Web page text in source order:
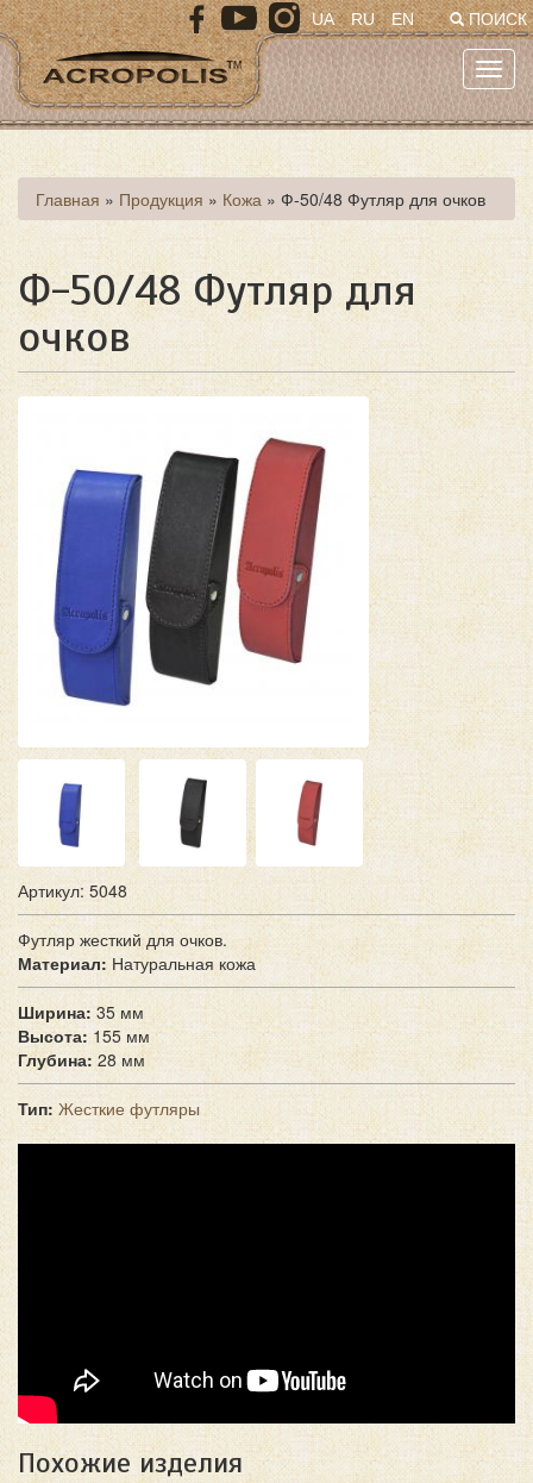
Перейти
к
основному
содержанию
ПОИСК
UA RU EN
Вы
здесь
Главная » Продукция » Кожа » Ф-50/48 Футляр для очков
Ф-50/48 Футляр для
очков
Артикул: 5048
Футляр жесткий для очков.
Материал: Натуральная кожа
Ширина: 35 мм
Высота: 155 мм
Глубина: 28 мм
Тип: Жесткие футляры
Похожие изделия